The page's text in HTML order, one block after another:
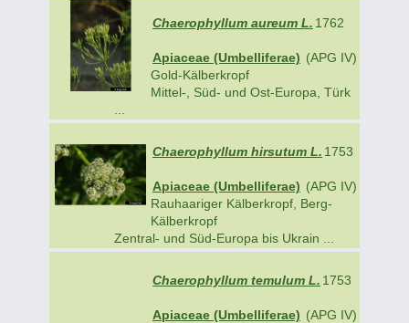
Chaerophyllum aureum L. 1762
Apiaceae (Umbelliferae) (APG IV)
Gold-Kälberkropf
Mittel-, Süd- und Ost-Europa, Türk
Chaerophyllum hirsutum L. 1753
Apiaceae (Umbelliferae) (APG IV)
Rauhaariger Kälberkropf, Berg-
Kälberkropf
Zentral- und Süd-Europa bis Ukrain ...
Chaerophyllum temulum L. 1753
Apiaceae (Umbelliferae) (APG IV)